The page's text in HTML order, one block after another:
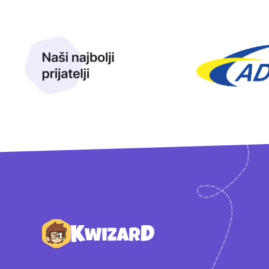
Podnožje